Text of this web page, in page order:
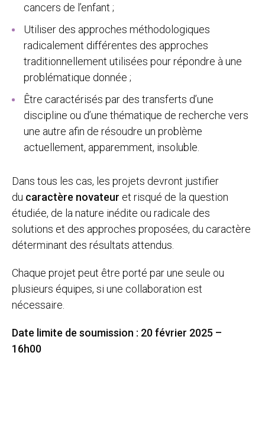
cancers de l’enfant ;
Utiliser des approches méthodologiques
radicalement différentes des approches
traditionnellement utilisées pour répondre à une
problématique donnée ;
Être caractérisés par des transferts d’une
discipline ou d’une thématique de recherche vers
une autre afin de résoudre un problème
actuellement, apparemment, insoluble.
Dans tous les cas, les projets devront justifier
du caractère novateur et risqué de la question
étudiée, de la nature inédite ou radicale des
solutions et des approches proposées, du caractère
déterminant des résultats attendus.
Chaque projet peut être porté par une seule ou
plusieurs équipes, si une collaboration est
nécessaire.
Date limite de soumission : 20 février 2025 –
16h00